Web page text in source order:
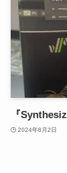
『
2024年8月2日